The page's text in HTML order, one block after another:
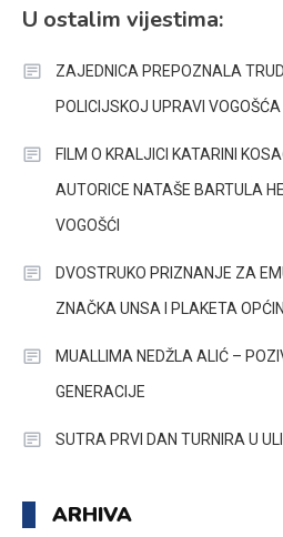
U ostalim vijestima:
ZAJEDNICA PREPOZNALA
POLICIJSKOJ UPRAVI VOGOŠĆA
FILM O KRALJICI KATARINI
AUTORICE NATAŠE BARTULA
VOGOŠĆI
DVOSTRUKO PRIZNANJE ZA
ZNAČKA UNSA I PLAKETA
MUALLIMA NEDŽLA ALIĆ –
GENERACIJE
SUTRA PRVI DAN TURNIRA U
ARHIVA